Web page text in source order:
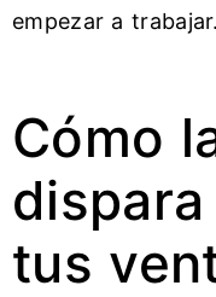
empezar a trabajar.
Cómo
dispara
tus